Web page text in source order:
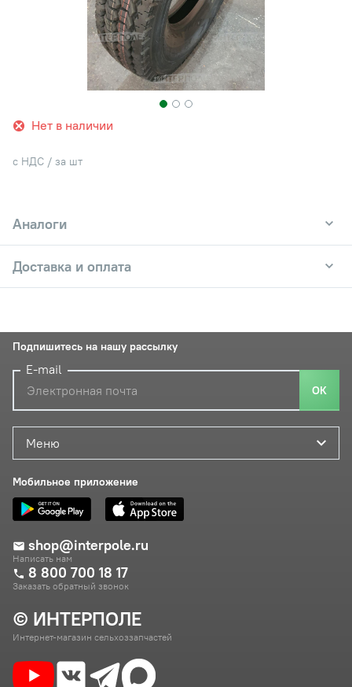
Нет в наличии
с НДС / за шт
Аналоги
Доставка и оплата
© ИНТЕРПОЛЕ
Интернет-магазин сельхоззапчастей
Меню
Мобильное приложение
shop@interpole.ru
Написать нам
8 800 700 18 17
Заказать обратный звонок
Подпишитесь на нашу рассылку
E-mail
ОК